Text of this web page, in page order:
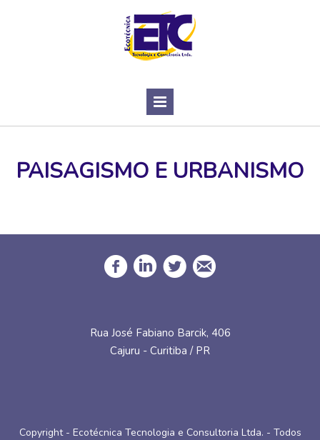
PAISAGISMO E URBANISMO
Rua José Fabiano Barcik, 406
Cajuru - Curitiba / PR
Copyright - Ecotécnica Tecnologia e Consultoria Ltda. - Todos